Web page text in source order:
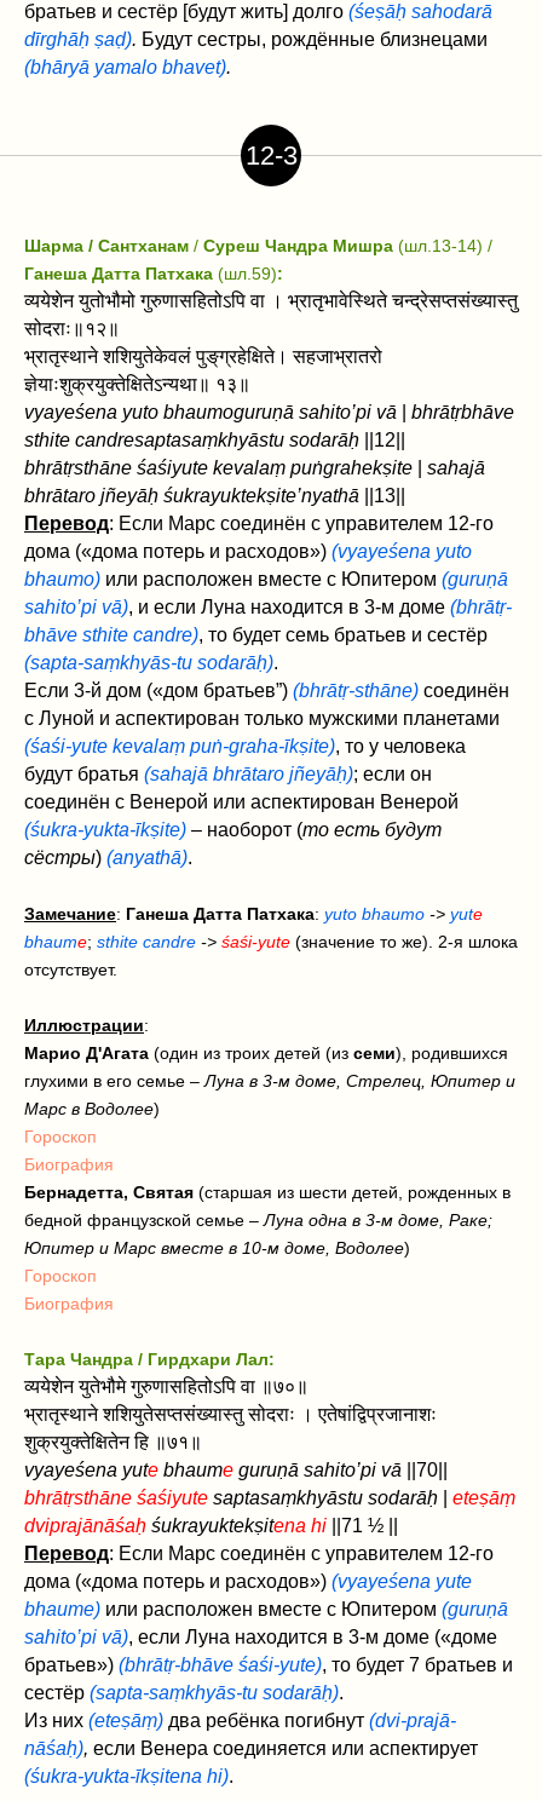
братьев и сестёр [будут жить] долго (śeṣāḥ sahodarā
dīrghāḥ ṣaḍ). Будут сестры, рождённые близнецами
(bhāryā yamalo bhavet).
12-3
Шарма / Сантханам / Суреш Чандра Мишра (шл.13-14) /
Ганеша Датта Патхака (шл.59):
व्ययेशेन युतोभौमो गुरुणासहितोऽपि वा । भ्रातृभावेस्थिते चन्द्रेसप्तसंख्यास्तु
सोदराः॥१२॥
भ्रातृस्थाने शशियुतेकेवलं पुङ्‌ग्रहेक्षिते। सहजाभ्रातरो
ज्ञेयाःशुक्रयुक्तेक्षितेऽन्यथा॥ १३॥
vyayeśena yuto bhaumoguruṇā sahito’pi vā
bhrātṛbhāve
sthite candresaptasaṃkhyāstu sodarāḥ
||12||
bhrātṛsthāne śaśiyute kevalaṃ puṅ‌grahekṣite
sahajā
bhrātaro jñeyāḥ śukrayuktekṣite’nyathā
||13||
Перевод: Если Марс соединён с управителем 12-го
дома («дома потерь и расходов») (vyayeśena yuto
bhaumo) или расположен вместе с Юпитером (guruṇā
sahito’pi vā), и если Луна находится в 3-м доме (bhrātṛ-
bhāve sthite candre), то будет семь братьев и сестёр
(sapta-saṃkhyās-tu sodarāḥ).
Если 3-й дом («дом братьев”) (bhrātṛ-sthāne) соединён
с Луной и аспектирован только мужскими планетами
(śaśi-yute kevalaṃ puṅ‌-graha-īkṣite), то у человека
будут братья (sahajā bhrātaro jñeyāḥ); если он
соединён с Венерой или аспектирован Венерой
(śukra-yukta-īkṣite) – наоборот (то есть будут
сёстры) (anyathā).
Замечание: Ганеша Датта Патхака: yuto bhaumo -> yute
bhaume; sthite candre -> śaśi-yute (значение то же). 2-я шлока
отсутствует.
Иллюстрации:
Марио Д'Агата (один из троих детей (из семи), родившихся
глухими в его семье –Луна в 3-м доме, Стрелец, Юпитер и
Марс в Водолее)
Гороскоп
Биография
Бернадетта, Святая (старшая из шести детей, рожденных в
бедной французской семье –Луна одна в 3-м доме, Раке;
Юпитер и Марс вместе в 10-м доме, Водолее)
Гороскоп
Биография
Тара Чандра / Гирдхари Лал:
व्ययेशेन युतेभौमे गुरुणासहितोऽपि वा ॥७०॥
भ्रातृस्थाने शशियुतेसप्तसंख्यास्तु सोदराः । एतेषांद्विप्रजानाशः
शुक्रयुक्तेक्षितेन हि ॥७१॥
vyayeśena yute bhaume guruṇā sahito’pi vā ||70||
bhrātṛsthāne śaśiyute saptasaṃkhyāstu sodarāḥ
eteṣāṃ
dviprajānāśaḥ śukrayuktekṣitena hi ||71 ½ ||
Перевод: Если Марс соединён с управителем 12-го
дома («дома потерь и расходов») (vyayeśena yute
bhaume) или расположен вместе с Юпитером (guruṇā
sahito’pi vā), если Луна находится в 3-м доме («доме
братьев») (bhrātṛ-bhāve śaśi-yute), то будет 7 братьев и
сестёр (sapta-saṃkhyās-tu sodarāḥ).
Из них (eteṣāṃ) два ребёнка погибнут (dvi-prajā-
nāśaḥ), если Венера соединяется или аспектирует
(śukra-yukta-īkṣitena hi).